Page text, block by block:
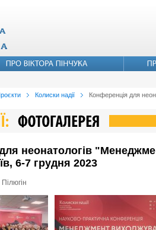
Колиски надії
Конференція для
неонатологів
6-7 грудня 2023